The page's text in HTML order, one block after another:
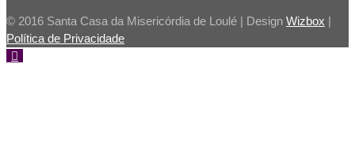
© 2016 Santa Casa da Misericórdia de Loulé | Design Wizbox |
Política de Privacidade